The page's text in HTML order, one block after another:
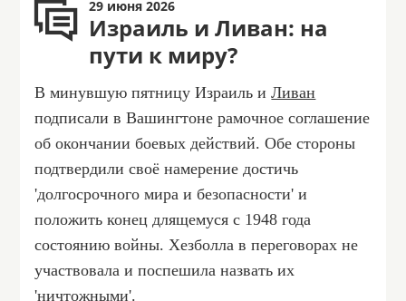
29 июня 2026
Израиль и Ливан: на
пути к миру?
В минувшую пятницу Израиль иЛиван
подписали в Вашингтоне рамочное соглашение
об окончании боевых действий. Обе стороны
подтвердили своё намерение достичь
'долгосрочного мира и безопасности' и
положить конец длящемуся с 1948 года
состоянию войны. Хезболла в переговорах не
участвовала и поспешила назвать их
'ничтожными'.